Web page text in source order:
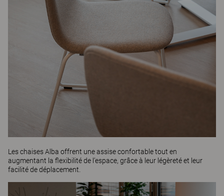
Les chaisesAlba offrent une assise confortable tout en
augmentant la flexibilité de l’espace, grâce à leur légèreté et leur
facilité de déplacement.